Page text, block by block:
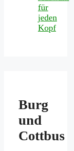
für
jeden
Kopf
Burg
und
Cottbus